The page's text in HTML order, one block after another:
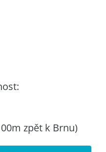
zpět k Brnu)